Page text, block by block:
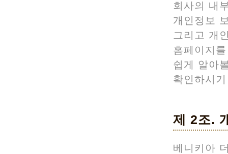
회사의 내
개인정보
그리고 개
홈페이지
쉽게 알아
확인하시
제 2조.
베니키아